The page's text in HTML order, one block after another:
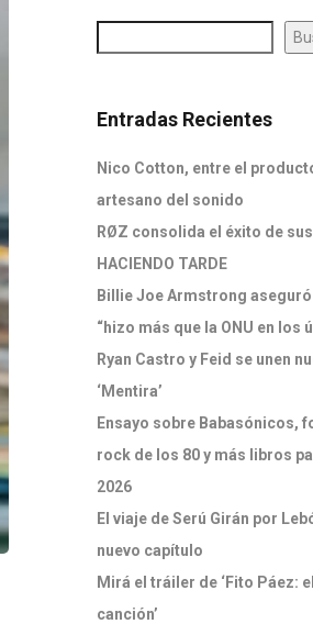
Entradas Recientes
Nico Cotton, entre el
artesano del sonido
RØZ consolida el éxito de
HACIENDO TARDE
Billie Joe Armstrong aseguró
“hizo más que la ONU en los
Ryan Castro y Feid se unen
‘Mentira’
Ensayo sobre Babasónicos,
rock de los 80 y más libros
2026
El viaje de Serú Girán por
nuevo capítulo
Mirá el tráiler de ‘Fito Páez:
canción’